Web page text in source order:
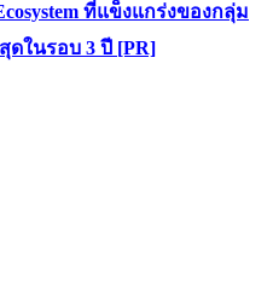
ที่แข็งแกร่งของกลุ่ม
ดในรอบ 3 ปี [PR]